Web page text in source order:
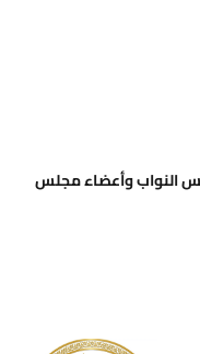
النواب وأعضاء مجلس